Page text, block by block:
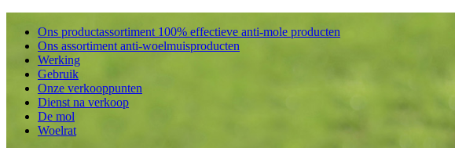
Ons productassortiment 100% effectieve anti-mole producten
Ons assortiment anti-woelmuisproducten
Werking
Gebruik
Onze verkooppunten
Dienst na verkoop
De mol
Woelrat